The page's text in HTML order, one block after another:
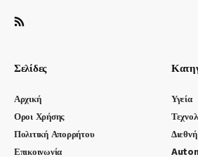
Σελίδες
Αρχική
Οροι Χρήσης
Πολιτική Απορρήτου
Επικοινωνία
Υγεία